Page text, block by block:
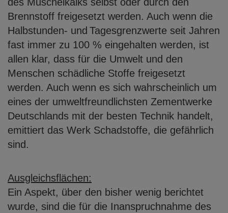
Brennstoff freigesetzt werden. Auch wenn die
Halbstunden- und Tagesgrenzwerte seit Jahren
fast immer zu 100 % eingehalten werden, ist
allen klar, dass für die Umwelt und den
Menschen schädliche Stoffe freigesetzt
werden. Auch wenn es sich wahrscheinlich um
eines der umweltfreundlichsten Zementwerke
Deutschlands mit der besten Technik handelt,
emittiert das Werk Schadstoffe, die gefährlich
sind.
Ausgleichsflächen:
Ein Aspekt, über den bisher wenig berichtet
wurde, sind die für die Inanspruchnahme des